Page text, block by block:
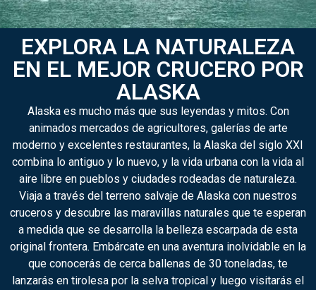
EXPLORA LA NATURALEZA
EN EL MEJOR CRUCERO POR
ALASKA
Alaska es mucho más que sus leyendas y mitos. Con
animados mercados de agricultores, galerías de arte
moderno y excelentes restaurantes, la Alaska del siglo XXI
combina lo antiguo y lo nuevo, y la vida urbana con la vida al
aire libre en pueblos y ciudades rodeadas de naturaleza.
Viaja a través del terreno salvaje de Alaska con nuestros
cruceros y descubre las maravillas naturales que te esperan
a medida que se desarrolla la belleza escarpada de esta
original frontera. Embárcate en una aventura inolvidable en la
que conocerás de cerca ballenas de 30 toneladas, te
lanzarás en tirolesa por la selva tropical y luego visitarás el